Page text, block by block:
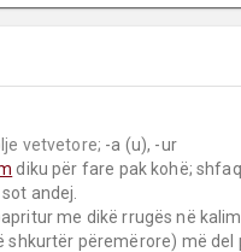
vetvetore; -a (u), -ur
diku për fare pak kohë;
andej.
shkurtër përemërore) më del